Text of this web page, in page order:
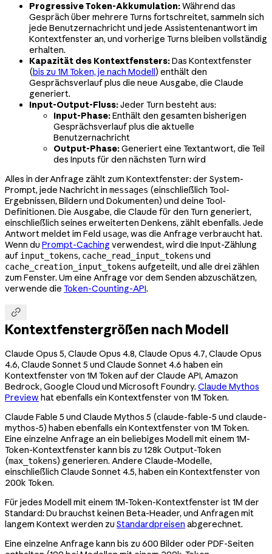
Progressive Token-Akkumulation:Während das
Gespräch über mehrere Turns fortschreitet, sammeln sich
jede Benutzernachricht und jede Assistentenantwort im
Kontextfenster an, und vorherige Turns bleiben vollständig
erhalten.
Kapazität des Kontextfensters:Das Kontextfenster
(bis zu 1M Token, je nach Modell) enthält den
Gesprächsverlauf plus die neue Ausgabe, die Claude
generiert.
Input-Output-Fluss:Jeder Turn besteht aus:
Input-Phase:Enthält den gesamten bisherigen
Gesprächsverlauf plus die aktuelle
Benutzernachricht
Output-Phase:Generiert eine Textantwort, die Teil
des Inputs für den nächsten Turn wird
Alles in der Anfrage zählt zum Kontextfenster: der System-
Prompt, jede Nachricht in messages (einschließlich Tool-
Ergebnissen, Bildern und Dokumenten) und deine Tool-
Definitionen. Die Ausgabe, die Claude für den Turn generiert,
einschließlich seines erweiterten Denkens, zählt ebenfalls. Jede
Antwort meldet im Feld usage, was die Anfrage verbraucht hat.
Wenn du Prompt-Caching verwendest, wird die Input-Zählung
auf input_tokens, cache_read_input_tokens und
cache_creation_input_tokens aufgeteilt, und alle drei zählen
zum Fenster. Um eine Anfrage vor dem Senden abzuschätzen,
verwende die Token-Counting-API.

Kontextfenstergrößen nach Modell
Claude Opus 5, Claude Opus 4.8, Claude Opus 4.7, Claude Opus
4.6, Claude Sonnet 5 und Claude Sonnet 4.6 haben ein
Kontextfenster von 1M Token auf der Claude API, Amazon
Bedrock, Google Cloud und Microsoft Foundry. Claude Mythos
Preview hat ebenfalls ein Kontextfenster von 1M Token.
Claude Fable 5 und Claude Mythos 5 (claude-fable-5 und claude-
mythos-5) haben ebenfalls ein Kontextfenster von 1M Token.
Eine einzelne Anfrage an ein beliebiges Modell mit einem 1M-
Token-Kontextfenster kann bis zu 128k Output-Token
(max_tokens) generieren. Andere Claude-Modelle,
einschließlich Claude Sonnet 4.5, haben ein Kontextfenster von
200k Token.
Für jedes Modell mit einem 1M-Token-Kontextfenster ist 1M der
Standard: Du brauchst keinen Beta-Header, und Anfragen mit
langem Kontext werden zu Standardpreisen abgerechnet.
Eine einzelne Anfrage kann bis zu 600 Bilder oder PDF-Seiten